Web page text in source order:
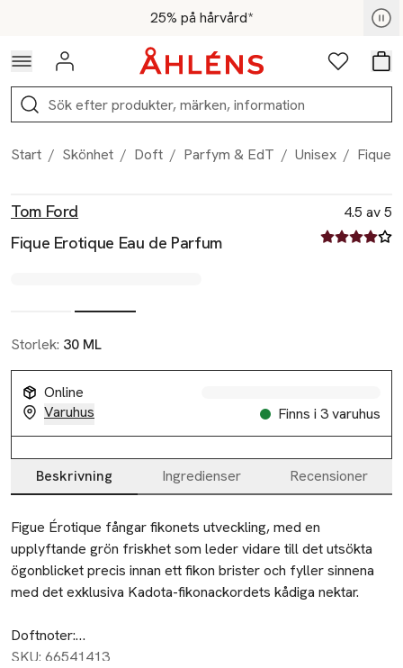
Hoppa till navigationsmenyn25% på hårvård*
För medlemmar - Shoppa nu
Logga in Favoriter
Sök
Start / Skönhet / Doft / Parfym & EdT / Unisex / Fique
Tom Ford
Fique Erotique Eau de Parfum
4.5 av 5
4.5 av fem
Storlek: 30 ML
Online
Varuhus
Finns i 3 varuhus
Beskrivning Ingredienser Recensioner
Beskrivning
Figue Érotique fångar fikonets utveckling, med en
upplyftande grön friskhet som leder vidare till det utsökta
ögonblicket precis innan ett fikon brister och fyller sinnena
med det exklusiva Kadota-fikonackordets kådiga nektar.
Doftnoter:
SKU: 66541413